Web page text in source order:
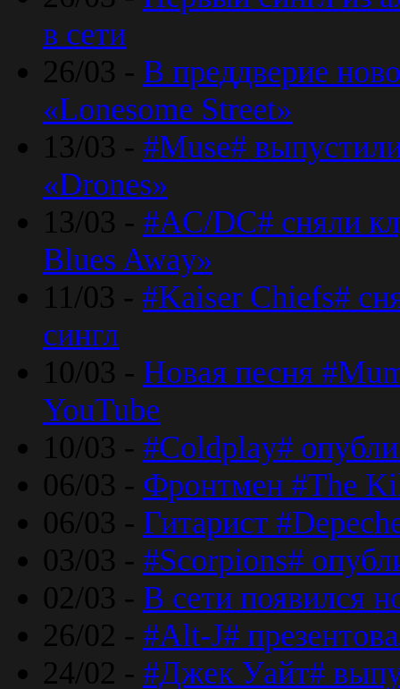
в сети
26/03 - В преддверие
«Lonesome Street»
13/03 - #Muse#
«Drones»
13/03 - #AC/DC# сняли
Blues Away»
11/03 - #Kaiser Chiefs#
сингл
10/03 - Новая песня
YouTube
10/03 - #Coldplay#
06/03 - Фронтмен #The
06/03 - Гитарист
03/03 - #Scorpions#
02/03 - В сети появился
26/02 - #Alt-J#
24/02 - #Джек Уайт#